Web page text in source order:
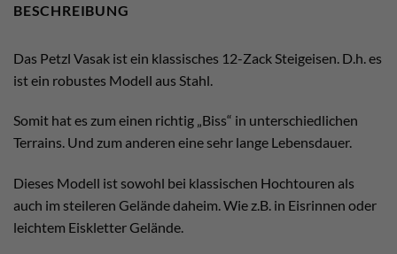
BESCHREIBUNG
Das Petzl Vasak ist ein klassisches 12-Zack Steigeisen. D.h. es
ist ein robustes Modell aus Stahl.
Somit hat es zum einen richtig „Biss“ in unterschiedlichen
Terrains. Und zum anderen eine sehr lange Lebensdauer.
Dieses Modell ist sowohl bei klassischen Hochtouren als
auch im steileren Gelände daheim. Wie z.B. in Eisrinnen oder
leichtem Eiskletter Gelände.